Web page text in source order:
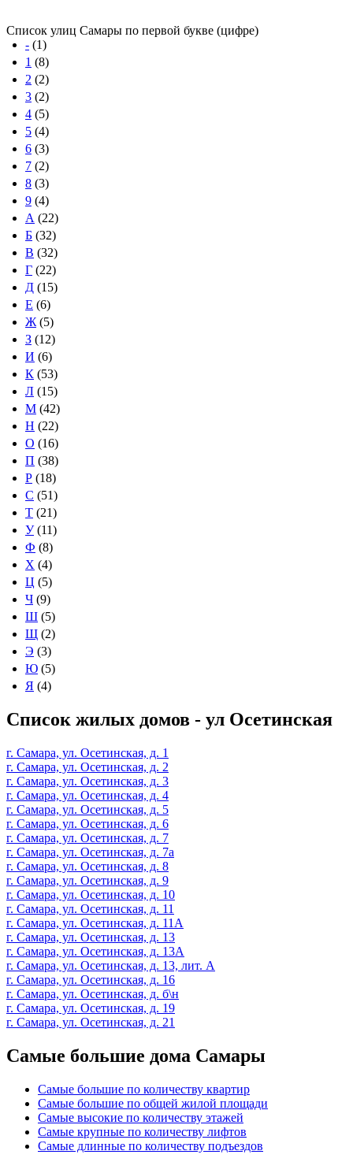
Список улиц Самары по первой букве (цифре)
- (1)
1 (8)
2 (2)
3 (2)
4 (5)
5 (4)
6 (3)
7 (2)
8 (3)
9 (4)
А (22)
Б (32)
В (32)
Г (22)
Д (15)
Е (6)
Ж (5)
З (12)
И (6)
К (53)
Л (15)
М (42)
Н (22)
О (16)
П (38)
Р (18)
С (51)
Т (21)
У(11)
Ф (8)
Х (4)
Ц (5)
Ч (9)
Ш (5)
Щ (2)
Э (3)
Ю (5)
Я (4)
Список жилых домов - ул Осетинская
г. Самара, ул. Осетинская, д. 1
г. Самара, ул. Осетинская, д. 2
г. Самара, ул. Осетинская, д. 3
г. Самара, ул. Осетинская, д. 4
г. Самара, ул. Осетинская, д. 5
г. Самара, ул. Осетинская, д. 6
г. Самара, ул. Осетинская, д. 7
г. Самара, ул. Осетинская, д. 7а
г. Самара, ул. Осетинская, д. 8
г. Самара, ул. Осетинская, д. 9
г. Самара, ул. Осетинская, д. 10
г. Самара, ул. Осетинская, д. 11
г. Самара, ул. Осетинская, д. 11А
г. Самара, ул. Осетинская, д. 13
г. Самара, ул. Осетинская, д. 13А
г. Самара, ул. Осетинская, д. 13, лит. А
г. Самара, ул. Осетинская, д. 16
г. Самара, ул. Осетинская, д. б\н
г. Самара, ул. Осетинская, д. 19
г. Самара, ул. Осетинская, д. 21
Самые большие дома Самары
Самые большие по количеству квартир
Самые большие по общей жилой площади
Самые высокие по количеству этажей
Самые крупные по количеству лифтов
Самые длинные по количеству подъездов